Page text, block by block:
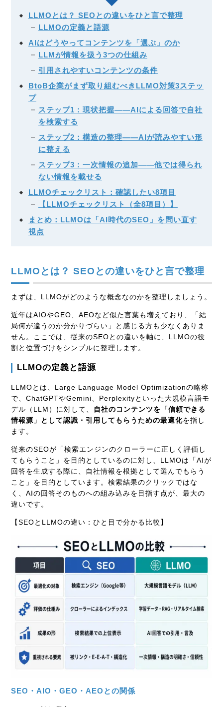
LLMOとは？ SEOとの違いをひと言で整理
LLMOの定義と語源
AIはどうやってコンテンツを「選ぶ」のか
LLMが情報を扱う3つの仕組み
引用されやすいコンテンツの条件
BtoB企業がまず取り組むべきLLMO対策3ステッ
プ
ステップ1：現状把握——AIによる回答で自社
を検索する
ステップ2：構造の整理——AIが読みやすい形
に整える
ステップ3：一次情報の追加——他では得られ
ない情報を載せる
LLMOチェックリスト：確認したい8項目
【LLMOチェックリスト（全8項目）】
まとめ：LLMOは「AI時代のSEO」を問い直す
視点
LLMOとは？ SEOとの違いをひと言で整理
まずは、LLMOがどのような概念なのかを整理しましょう。
近年はAIOやGEO、AEOなど似た言葉も増えており、「結
局何が違うのか分かりづらい」と感じる方も少なくありま
せん。ここでは、従来のSEOとの違いを軸に、LLMOの役
割と位置づけをシンプルに整理します。
LLMOの定義と語源
LLMOとは、Large Language Model Optimizationの略称
で、ChatGPTやGemini、Perplexityといった大規模言語モ
デル（LLM）に対して、
自社のコンテンツを「信頼できる
情報源」として認識・引用してもらうための最適化を指し
ます。
従来のSEOが「検索エンジンのクローラーに正しく評価し
てもらうこと」を目的としているのに対し、LLMOは「AIが
回答を生成する際に、自社情報を根拠として選んでもらう
こと」を目的としています。検索結果のクリックではな
く、AIの回答そのものへの組み込みを目指す点が、最大の
違いです。
【SEOとLLMOの違い：ひと目で分かる比較】
SEO・AIO・GEO・AEOとの関係